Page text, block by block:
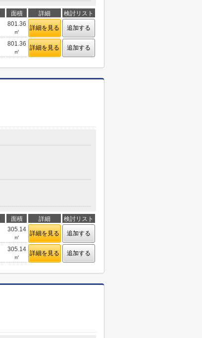
面積 詳細 検討リスト
801.36
㎡
詳細を見る 追加する
801.36
㎡
詳細を見る 追加する
面積 詳細 検討リスト
305.14
㎡
詳細を見る 追加する
305.14
㎡
詳細を見る 追加する